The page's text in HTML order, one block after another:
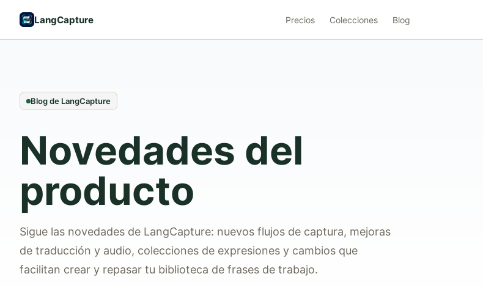
LangCapture Precios Colecciones Blog
Blog de LangCapture
Novedades del
producto
Sigue las novedades de LangCapture: nuevos flujos de captura, mejoras
de traducción y audio, colecciones de expresiones y cambios que
facilitan crear y repasar tu biblioteca de frases de trabajo.